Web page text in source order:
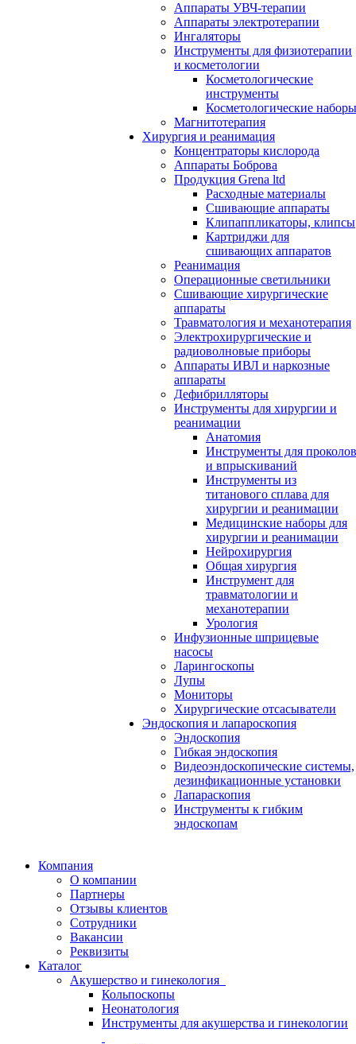
Аппараты УВЧ-терапии
Аппараты электротерапии
Ингаляторы
Инструменты для физиотерапии
и косметологии
Косметологические
инструменты
Косметологические наборы
Магнитотерапия
Хирургия и реанимация
Концентраторы кислорода
Аппараты Боброва
Продукция Grena ltd
Расходные материалы
Сшивающие аппараты
Клипаппликаторы, клипсы
Картриджи для
сшивающих аппаратов
Реанимация
Операционные светильники
Сшивающие хирургические
аппараты
Травматология и механотерапия
Электрохирургические и
радиоволновые приборы
Аппараты ИВЛ и наркозные
аппараты
Дефибрилляторы
Инструменты для хирургии и
реанимации
Анатомия
Инструменты для проколов
и впрыскиваний
Инструменты из
титанового сплава для
хирургии и реанимации
Медицинские наборы для
хирургии и реанимации
Нейрохирургия
Общая хирургия
Инструмент для
травматологии и
механотерапии
Урология
Инфузионные шприцевые
насосы
Ларингоскопы
Лупы
Мониторы
Хирургические отсасыватели
Эндоскопия и лапароскопия
Эндоскопия
Гибкая эндоскопия
Видеоэндоскопические системы,
дезинфикационные установки
Лапараскопия
Инструменты к гибким
эндоскопам
Компания
О компании
Партнеры
Отзывы клиентов
Сотрудники
Вакансии
Реквизиты
Каталог
Акушерство и гинекология
Кольпоскопы
Неонатология
Инструменты для акушерства и гинекологии